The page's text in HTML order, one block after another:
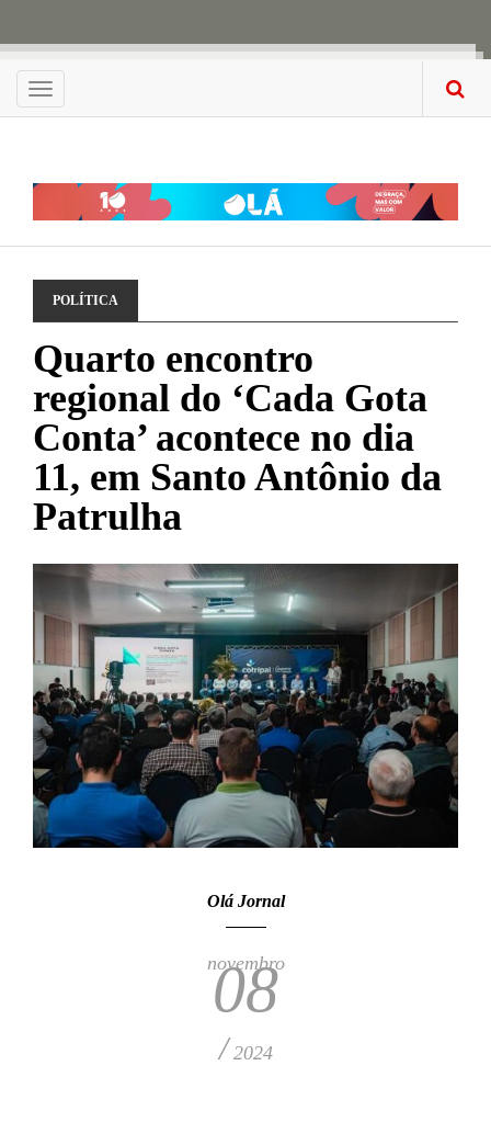
Menu
POLÍTICA
Quarto encontro
regional do ‘Cada Gota
Conta’ acontece no dia
11, em Santo Antônio da
Patrulha
Olá Jornal
novembro
08
/ 2024